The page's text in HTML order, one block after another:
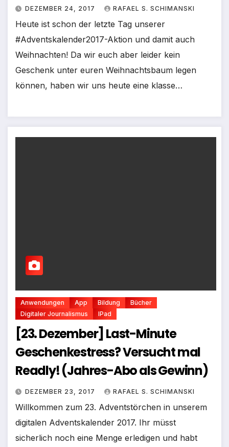
DEZEMBER 24, 2017 RAFAEL S. SCHIMANSKI
Heute ist schon der letzte Tag unserer
#Adventskalender2017-Aktion und damit auch
Weihnachten! Da wir euch aber leider kein
Geschenk unter euren Weihnachtsbaum legen
können, haben wir uns heute eine klasse…
Anwendungen App Bildung
Bücher
Digitaler Journalismus
IPad
[23. Dezember] Last-Minute
Geschenkestress? Versucht mal
Readly! (Jahres-Abo als Gewinn)
DEZEMBER 23, 2017 RAFAEL S. SCHIMANSKI
Willkommen zum 23. Adventstörchen in unserem
digitalen Adventskalender 2017. Ihr müsst
sicherlich noch eine Menge erledigen und habt